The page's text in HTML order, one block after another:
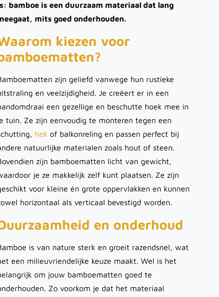
bamboe is een duurzaam materiaal dat lang
mits goed onderhouden.
kiezen voor
zijn geliefd vanwege hun rustieke
en veelzijdigheid. Je creëert er in een
een gezellige en beschutte hoek mee in
tuin. Ze zijn eenvoudig te monteren tegen een
hek of balkonreling en passen perfect bij
natuurlijke materialen zoals hout of steen.
zijn bamboematten licht van gewicht,
je ze makkelijk zelf kunt plaatsen. Ze zijn
voor kleine én grote oppervlakken en kunnen
horizontaal als verticaal bevestigd worden.
en onderhoud
is van nature sterk en groeit razendsnel, wat
een milieuvriendelijke keuze maakt. Wel is het
om jouw bamboematten goed te
Zo voorkom je dat het materiaal